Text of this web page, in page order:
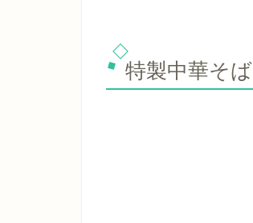
特製中華そば